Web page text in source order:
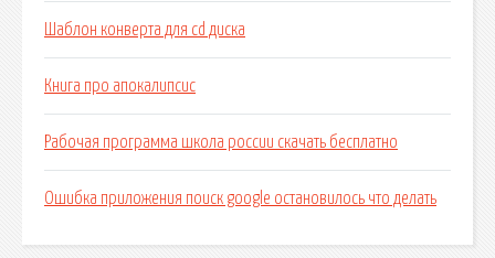
Шаблон конверта для cd диска
Книга про апокалипсис
Рабочая программа школа россии скачать бесплатно
Ошибка приложения поиск google остановилось что делать